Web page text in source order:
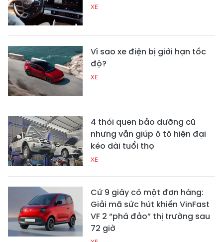
XE
Vì sao xe điện bị giới hạn tốc
độ?
XE
4 thói quen bảo dưỡng cũ
nhưng vẫn giúp ô tô hiện đại
kéo dài tuổi thọ
XE
Cứ 9 giây có một đơn hàng:
Giải mã sức hút khiến VinFast
VF 2 “phá đảo” thị trường sau
72 giờ